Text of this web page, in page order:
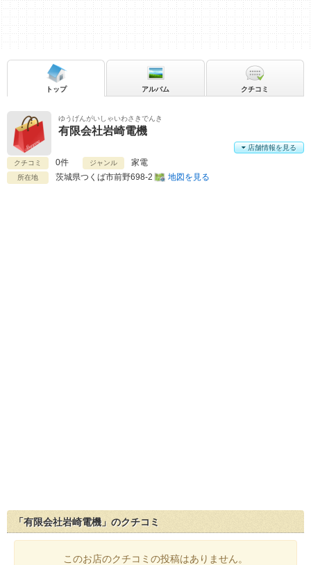
ゆうげんがいしゃいわさきでんき
有限会社岩崎電機
クチコミ 0件 ジャンル 家電
所在地 茨城県つくば市前野698-2 地図を見る
店舗情報を見る
トップ アルバム クチコミ
「有限会社岩崎電機」のクチコミ
このお店のクチコミの投稿はありません。